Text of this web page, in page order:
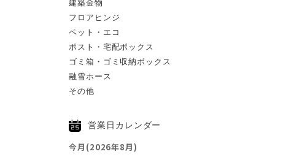
建築金物
フロアヒンジ
ペット・エコ
ポスト・宅配ボックス
ゴミ箱・ゴミ収納ボックス
融雪ホース
その他
営業日カレンダー
今月(2026年8月)